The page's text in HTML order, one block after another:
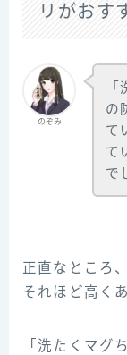
リがおす
のぞみ
の
て
て
で
正直なところ
それほど高く
「洗たくマグ